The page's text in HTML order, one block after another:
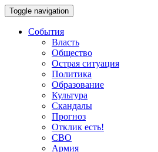
Toggle navigation
События
Власть
Общество
Острая ситуация
Политика
Образование
Культура
Скандалы
Прогноз
Отклик есть!
СВО
Армия